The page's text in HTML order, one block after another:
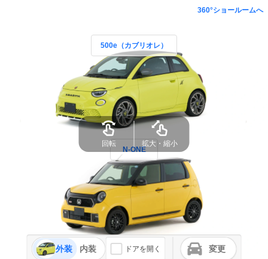
360°ショールームへ
500e（カブリオレ）
N-ONE
外装 内装 ドアを開く 変更